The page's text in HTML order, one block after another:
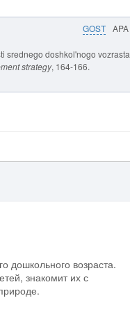
GOST APA
srednego doshkol'nogo vozrasta
strategy, 164-166.
дошкольного возраста.
знакомит их с